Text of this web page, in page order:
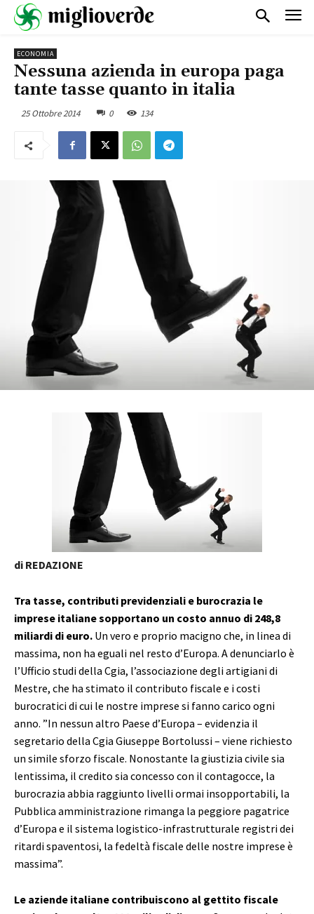
ECONOMIA
Nessuna azienda in europa paga
tante tasse quanto in italia
25 Ottobre 2014 0 134
di REDAZIONE
Tra tasse, contributi previdenziali e burocrazia le
imprese italiane sopportano un costo annuo di 248,8
miliardi di euro. Un vero e proprio macigno che, in linea di
massima, non ha eguali nel resto d’Europa. A denunciarlo è
l’Ufficio studi della Cgia, l’associazione degli artigiani di
Mestre, che ha stimato il contributo fiscale e i costi
burocratici di cui le nostre imprese si fanno carico ogni
anno. ”In nessun altro Paese d’Europa – evidenzia il
segretario della Cgia Giuseppe Bortolussi – viene richiesto
un simile sforzo fiscale. Nonostante la giustizia civile sia
lentissima, il credito sia concesso con il contagocce, la
burocrazia abbia raggiunto livelli ormai insopportabili, la
Pubblica amministrazione rimanga la peggiore pagatrice
d’Europa e il sistema logistico-infrastrutturale registri dei
ritardi spaventosi, la fedeltà fiscale delle nostre imprese è
massima”.
Le aziende italiane contribuiscono al gettito fiscale